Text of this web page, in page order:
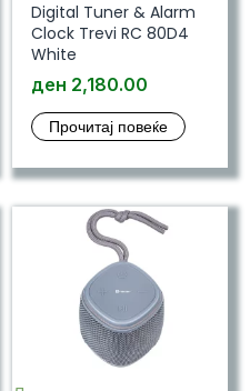
Digital Tuner & Alarm
Clock Trevi RC 80D4
White
ден 2,180.00
Прочитај повеќе